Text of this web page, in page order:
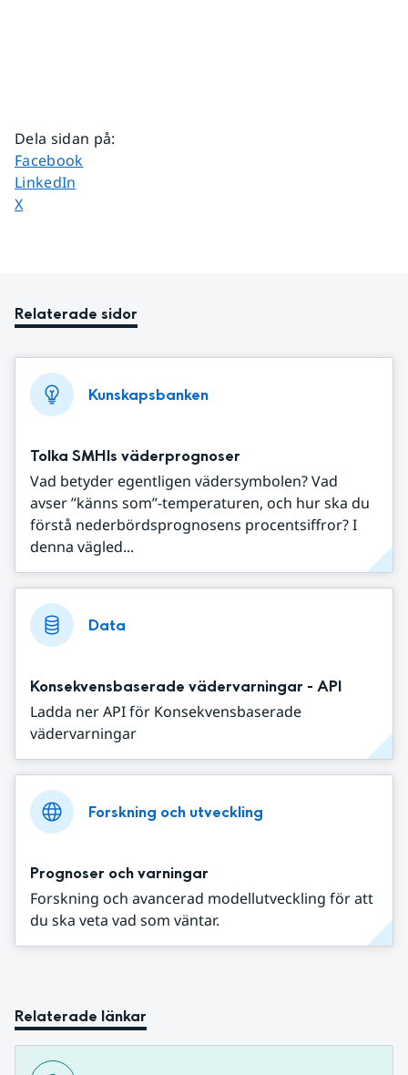
Dela sidan på:
Dela sidan på
Facebook
Dela sidan på
LinkedIn
Dela sidan på
X
Relaterade sidor
Kunskapsbanken
Tolka SMHIs väderprognoser
Vad betyder egentligen vädersymbolen? Vad
avser ”känns som”-temperaturen, och hur ska du
förstå nederbördsprognosens procentsiffror? I
denna vägled...
Data
Konsekvensbaserade vädervarningar - API
Ladda ner API för Konsekvensbaserade
vädervarningar
Forskning och utveckling
Prognoser och varningar
Forskning och avancerad modellutveckling för att
du ska veta vad som väntar.
Relaterade länkar